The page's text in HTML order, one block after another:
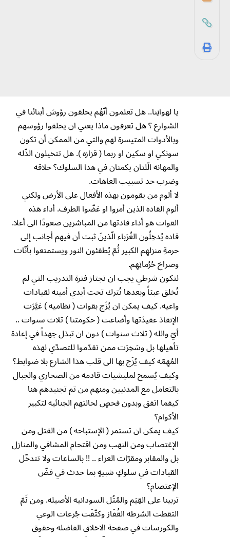
يا لهوانِنا.. هل تعلمون أنّهُم يحلقون رؤوسَ أبنائنا في
الشوارع ؟ هل تعرفون ماذا يعني ان يحلقوا رؤوسهم
وبالأدوات المتيسرة لهم والتي من الممكن أن تكون
سونكي او سكين او ربما ( قزازه ). هل تتخيلون الذّله
والمهانه الّلتان يكمنان في هذا السلوك؟ حلاقه
وضرب حد تسبيب العاهات.
لا ألوم من يقومون بهذه الأفعال على الأرض ولكني
ألوم القاده الذين أمروا او غضّوا الطرف. أداء هذه
القوات هو أداء قادتها من المباشرين صعودًا الى أعلا.
قاده يُدخِلُون الغُرَباء الّذينَ ثبت أن فيهم أجانب إلى
حرمةِ منزلهِم الكبير ثُمّ يُطفئون النور ويستمتعوا بأنّات
وصراخ حُرُماتِهِم.
لتكون شرطي يجب ان تجتاز فترة التدريب التي لم
تُخلق عبثاً وبعدها تُترك تحت أيدي أمينه لقيادات
واعيه. كيف يمكن ان يُزَج بقوات ( نظاميه ) غيَّرَت
الإنقاذ عقيدَتها وأضاعت ( حكومتنا ) ثلاث سنوات ..
أيّ والله ( ثلاث سنوات ) دون ان تبذل جهداً في إعادة
تأهيلها بل وسَخِرَت ممن تقدّموا للتصدّي لهذه
المُهِمّه كيف يُزَج بها الى قلب هذا الشارع بلا ضوابط؟
وكيف يُسمح لمليشيات قادمه من الصحاري والجبال
بالتعامل مع المدنيين ومنهم من تم تجنيدهم هنا
كيفما اتفق وبدون فحصٍ لحالتهم الجنائيه لتكبير
الأكوام؟
كيف يمكن ان تستمر ( الإستباحه ) من القتل ومن
الإغتصاب ومن النهب ومن اقتحام المشافي والمنازل
بل والمقابر ومقرّات العزاء .. !! بالساعات ولا تتدخّل
القيادات في سلوكٍ شبيهٍ بما حدث في فضّ
الإعتصام؟
تربينا على القِيَم والمُثُل السودانيه الأصيله. ومن ثَمّ
التقطت الشرطه القُفَاز وكثّفَت جُرعات الوعي
والكورسات في صفحة الاخلاق الفاضله وحقوق